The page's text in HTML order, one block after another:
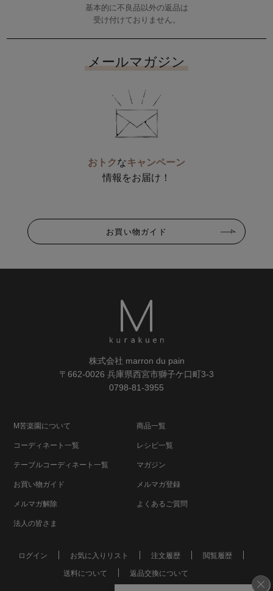
基本的に不良品以外の返品は
受け付けておりません。
メールマガジン
おトクなキャンペーン
情報をお届け！
お買い物ガイド
株式会社 marron du pain
〒662-0026 兵庫県西宮市獅子ケ口町3-3
0798-81-3955
M苦楽園について 商品一覧
コーディネート一覧 レシピ一覧
テーブルコーディネート一覧 マガジン
お買い物ガイド メルマガ登録
メルマガ解除 よくあるご質問
法人の皆さま
ログイン お気に入りリスト 注文履歴 閲覧履歴
送料について 返品交換について